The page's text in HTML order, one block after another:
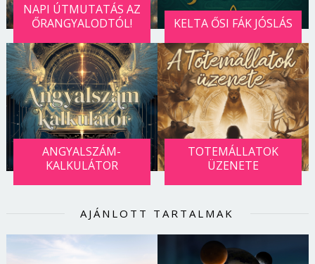
NAPI ÚTMUTATÁS AZ
ŐRANGYALODTÓL!
KELTA ŐSI FÁK JÓSLÁS
ANGYALSZÁM-
KALKULÁTOR
TOTEMÁLLATOK
ÜZENETE
AJÁNLOTT TARTALMAK